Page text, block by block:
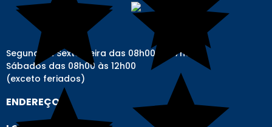
Segunda à Sexta-feira das 08h00 às 17h00
Sábados das 08h00 às 12h00
(exceto feriados)
ENDEREÇO